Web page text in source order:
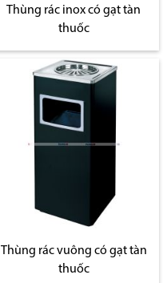
Thùng rác inox có gạt tàn
thuốc
Thùng rác vuông có gạt tàn
thuốc